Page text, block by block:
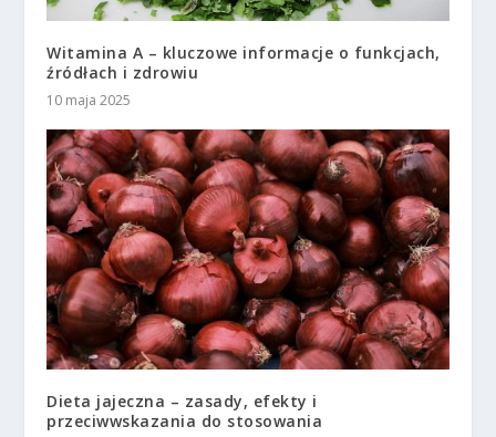
Witamina A – kluczowe informacje o funkcjach,
źródłach i zdrowiu
10 maja 2025
Dieta jajeczna – zasady, efekty i
przeciwwskazania do stosowania